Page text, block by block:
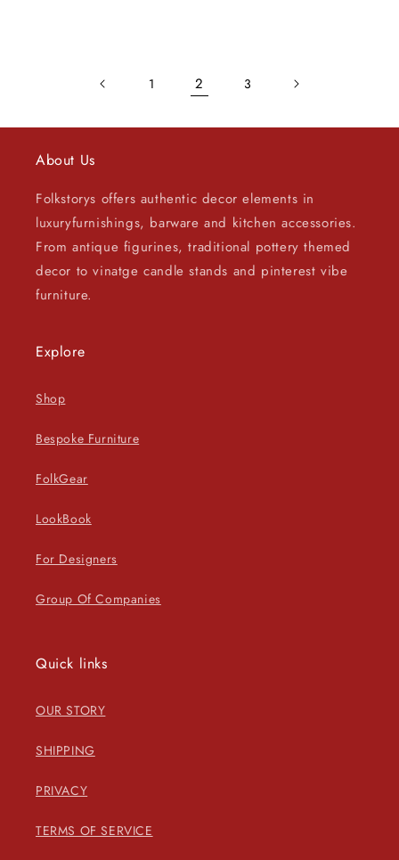
1 2 3
About Us
Folkstorys offers authentic decor elements in
luxuryfurnishings, barware and kitchen accessories.
From antique figurines, traditional pottery themed
decor to vinatge candle stands and pinterest vibe
furniture.
Explore
Shop
Bespoke Furniture
FolkGear
LookBook
For Designers
Group Of Companies
Quick links
OUR STORY
SHIPPING
PRIVACY
TERMS OF SERVICE